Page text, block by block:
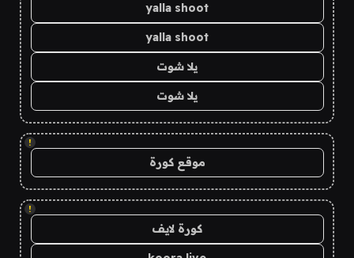
yalla shoot
yalla shoot
يلا شوت
يلا شوت
!
موقع كورة
!
كورة لايف